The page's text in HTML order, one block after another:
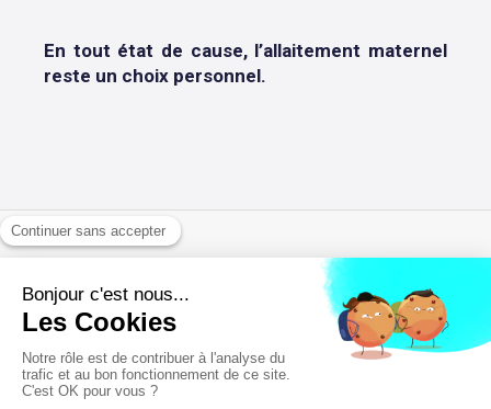
En tout état de cause, l’allaitement maternel
reste un choix personnel.
Politique de confidentialité et charte cookie
Mentions légales
Conditions Générales Utilisation
Annuaires chirurgiens dentistes
Rechercher